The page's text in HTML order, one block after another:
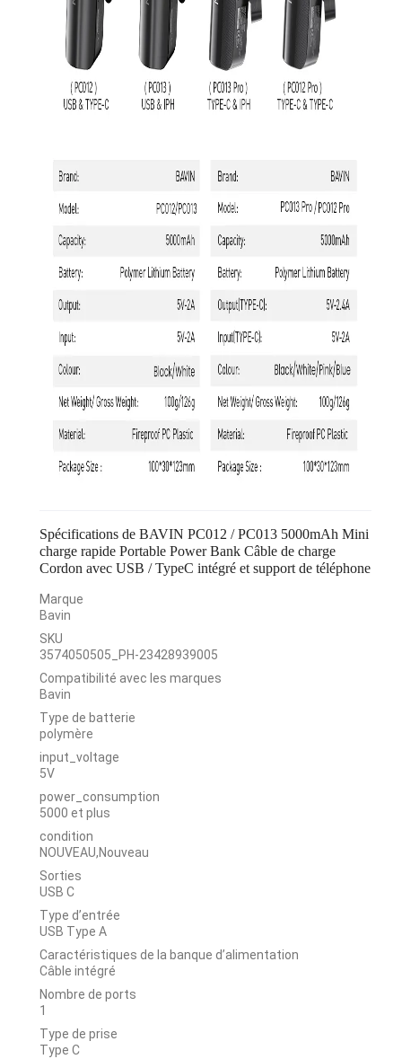
Spécifications de BAVIN PC012 / PC013 5000mAh Mini
charge rapide Portable Power Bank Câble de charge
Cordon avec USB / TypeC intégré et support de téléphone
Marque
Bavin
SKU
3574050505_PH-23428939005
Compatibilité avec les marques
Bavin
Type de batterie
polymère
input_voltage
5V
power_consumption
5000 et plus
condition
NOUVEAU,Nouveau
Sorties
USB C
Type d’entrée
USB Type A
Caractéristiques de la banque d’alimentation
Câble intégré
Nombre de ports
1
Type de prise
Type C